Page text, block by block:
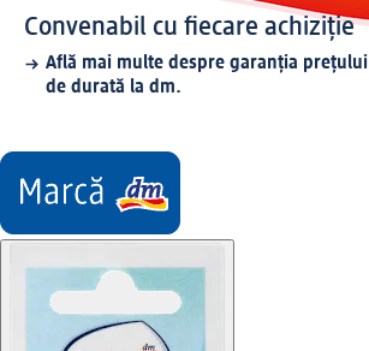
Convenabil cu fiecare achiziție
Află mai multe despre garanția prețului
de durată la dm.